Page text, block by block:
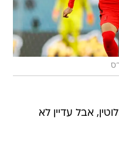
אבל עדיין לא